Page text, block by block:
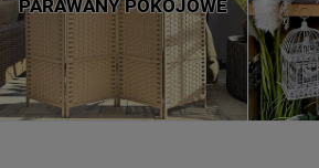
PARAWANY POKOJOWE